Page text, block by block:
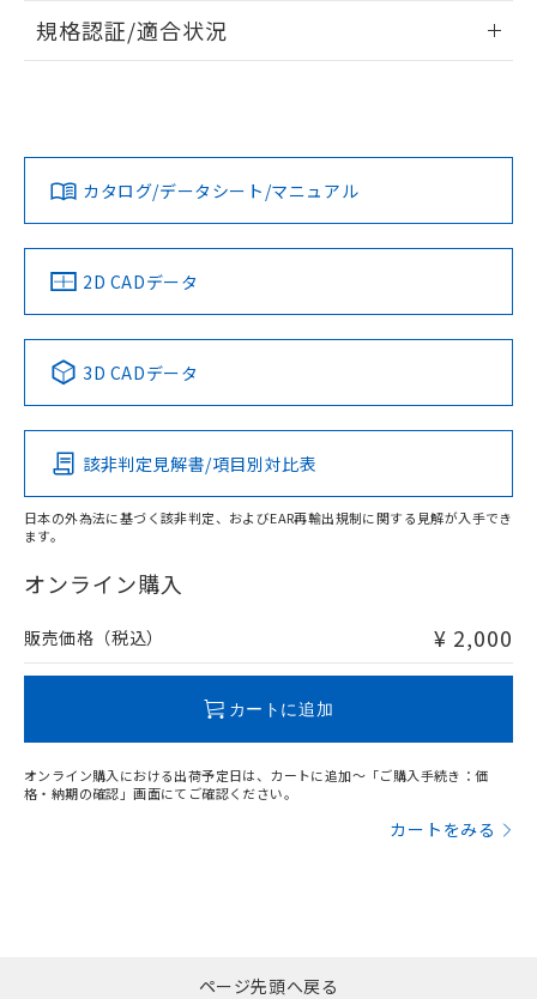
ログイン/会員登録
ダウンロードデータをご利用いただく前に、以下を必ずお読
みください。
ソフトウェアの使用条件
EU RoHS 注意事項・凡例
対応済み
中国 RoHS 注意事項・凡例
Pb Hg Cd Cr(VI)
O
在庫等で未対応品が混在する可能性があります。
問い合わせください。
規格認証/適合状況
LR型式承認
（イギリス
船舶規格）
DNV型式承認
（ノルウェー
BV型式承認
（フランス
KR型式
（韓国
No No No No
この製品の規格認証/適合状況ページへ
その他の認証はこちらのページからご検索ください
カタログ/データシート/マニュアル
2D CADデータ
3D CADデータ
該非判定見解書/項目別対比表
日本の外為法に基づく該非判定、およびEAR再輸出規制に関する見解が入手でき
ます。
オンライン購入
販売価格（税込） ¥ 2,000
カートに追加
オンライン購入における出荷予定日は、カートに追加～「ご購入手続き：価
格・納期の確認」画面にてご確認ください。
カートをみる
ページ先頭へ戻る